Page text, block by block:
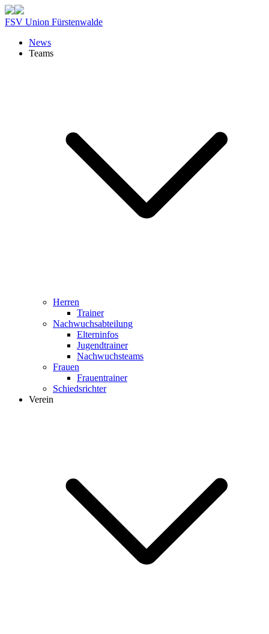
FSV Union Fürstenwalde
News
Teams
Herren
Trainer
Nachwuchsabteilung
Elterninfos
Jugendtrainer
Nachwuchsteams
Frauen
Frauentrainer
Schiedsrichter
Verein